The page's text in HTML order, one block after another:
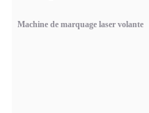
Machine de marquage laser volante